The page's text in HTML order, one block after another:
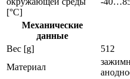
[°C]
Механические
данные
Вес [g]
512
Материал